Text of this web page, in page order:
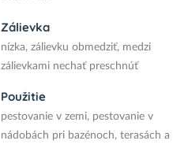
Zálievka
nízka, zálievku obmedziť, medzi
zálievkami nechať preschnúť
Použitie
pestovanie v zemi, pestovanie v
nádobách pri bazénoch, terasách a